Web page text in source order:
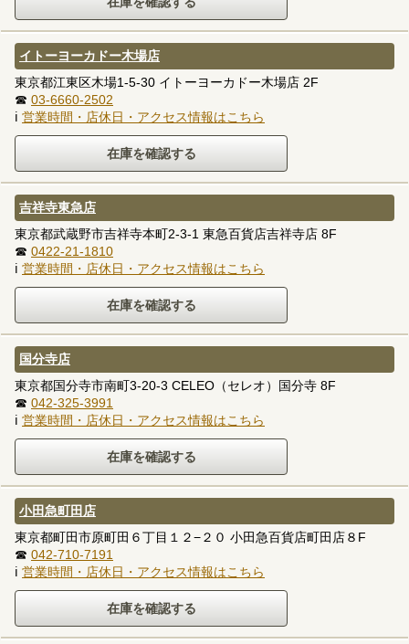
イトーヨーカドー木場店
東京都江東区木場1-5-30 イトーヨーカドー木場店 2F
☎ 03-6660-2502
ℹ 営業時間・店休日・アクセス情報はこちら
吉祥寺東急店
東京都武蔵野市吉祥寺本町2-3-1 東急百貨店吉祥寺店 8F
☎ 0422-21-1810
ℹ 営業時間・店休日・アクセス情報はこちら
国分寺店
東京都国分寺市南町3-20-3 CELEO（セレオ）国分寺 8F
☎ 042-325-3991
ℹ 営業時間・店休日・アクセス情報はこちら
小田急町田店
東京都町田市原町田６丁目１２−２０ 小田急百貨店町田店８F
☎ 042-710-7191
ℹ 営業時間・店休日・アクセス情報はこちら